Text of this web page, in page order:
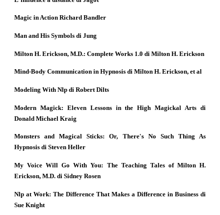
Magic in Action Richard Bandler
Man and His Symbols di Jung
Milton H. Erickson, M.D.: Complete Works 1.0 di Milton H. Erickson
Mind-Body Communication in Hypnosis di Milton H. Erickson, et al
Modeling With Nlp di Robert Dilts
Modern Magick: Eleven Lessons in the High Magickal Arts di
Donald Michael Kraig
Monsters and Magical Sticks: Or, There's No Such Thing As
Hypnosis di Steven Heller
My Voice Will Go With You: The Teaching Tales of Milton H.
Erickson, M.D. di Sidney Rosen
Nlp at Work: The Difference That Makes a Difference in Business di
Sue Knight